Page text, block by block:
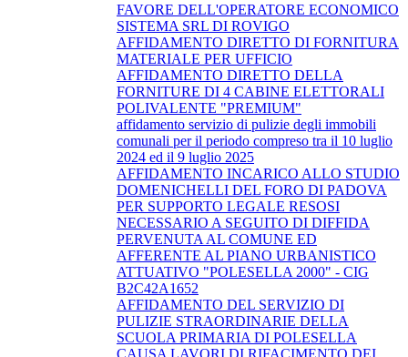
FAVORE DELL'OPERATORE ECONOMICO
SISTEMA SRL DI ROVIGO
AFFIDAMENTO DIRETTO DI FORNITURA
MATERIALE PER UFFICIO
AFFIDAMENTO DIRETTO DELLA
FORNITURE DI 4 CABINE ELETTORALI
POLIVALENTE "PREMIUM"
affidamento servizio di pulizie degli immobili
comunali per il periodo compreso tra il 10 luglio
2024 ed il 9 luglio 2025
AFFIDAMENTO INCARICO ALLO STUDIO
DOMENICHELLI DEL FORO DI PADOVA
PER SUPPORTO LEGALE RESOSI
NECESSARIO A SEGUITO DI DIFFIDA
PERVENUTA AL COMUNE ED
AFFERENTE AL PIANO URBANISTICO
ATTUATIVO "POLESELLA 2000" - CIG
B2C42A1652
AFFIDAMENTO DEL SERVIZIO DI
PULIZIE STRAORDINARIE DELLA
SCUOLA PRIMARIA DI POLESELLA
CAUSA LAVORI DI RIFACIMENTO DEI